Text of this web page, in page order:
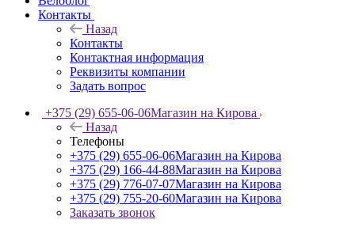
Контакты
Назад
Контакты
Контактная информация
Реквизиты компании
Задать вопрос
+375 (29) 655-06-06Магазин на Кирова
Назад
Телефоны
+375 (29) 655-06-06Магазин на Кирова
+375 (29) 166-44-88Магазин на Кирова
+375 (29) 776-07-07Магазин на Кирова
+375 (29) 755-20-60Магазин на Кирова
Заказать звонок